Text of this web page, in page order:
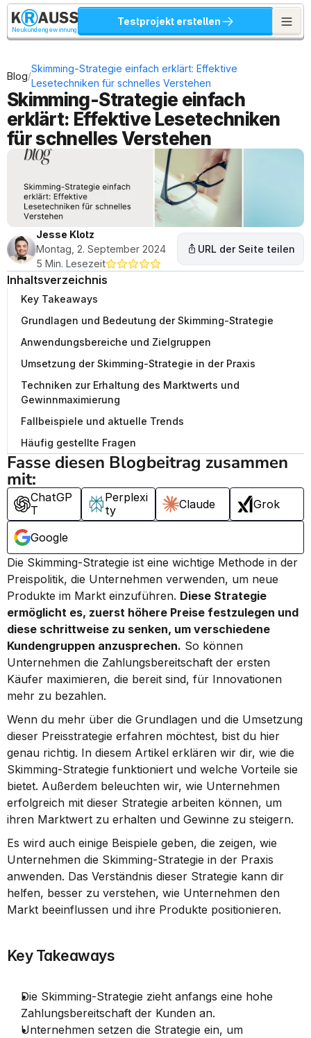
Neukundengewinnung
Testprojekt erstellen
Blog/
Skimming-Strategie einfach erklärt: Effektive
Lesetechniken für schnelles Verstehen
Skimming-Strategie einfach
erklärt: Effektive Lesetechniken
für schnelles Verstehen
Jesse Klotz
Montag, 2. September 2024
5 Min. Lesezeit
URL der Seite teilen
Inhaltsverzeichnis
Key Takeaways
Grundlagen und Bedeutung der Skimming-Strategie
Anwendungsbereiche und Zielgruppen
Umsetzung der Skimming-Strategie in der Praxis
Techniken zur Erhaltung des Marktwerts und
Gewinnmaximierung
Fallbeispiele und aktuelle Trends
Häufig gestellte Fragen
Fasse diesen Blogbeitrag zusammen
mit:
ChatGP
T
Perplexi
ty
Claude Grok
Google
Die Skimming-Strategie ist eine wichtige Methode in der
Preispolitik, die Unternehmen verwenden, um neue
Produkte im Markt einzuführen. Diese Strategie
ermöglicht es, zuerst höhere Preise festzulegen und
diese schrittweise zu senken, um verschiedene
Kundengruppen anzusprechen. So können
Unternehmen die Zahlungsbereitschaft der ersten
Käufer maximieren, die bereit sind, für Innovationen
mehr zu bezahlen.
Wenn du mehr über die Grundlagen und die Umsetzung
dieser Preisstrategie erfahren möchtest, bist du hier
genau richtig. In diesem Artikel erklären wir dir, wie die
Skimming-Strategie funktioniert und welche Vorteile sie
bietet. Außerdem beleuchten wir, wie Unternehmen
erfolgreich mit dieser Strategie arbeiten können, um
ihren Marktwert zu erhalten und Gewinne zu steigern.
Es wird auch einige Beispiele geben, die zeigen, wie
Unternehmen die Skimming-Strategie in der Praxis
anwenden. Das Verständnis dieser Strategie kann dir
helfen, besser zu verstehen, wie Unternehmen den
Markt beeinflussen und ihre Produkte positionieren.
Key Takeaways
Die Skimming-Strategie zieht anfangs eine hohe
Zahlungsbereitschaft der Kunden an.
Unternehmen setzen die Strategie ein, um